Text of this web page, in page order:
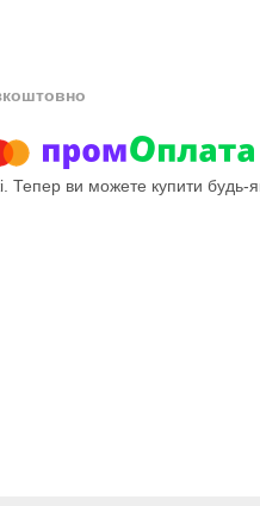
Тепер ви можете купити будь-